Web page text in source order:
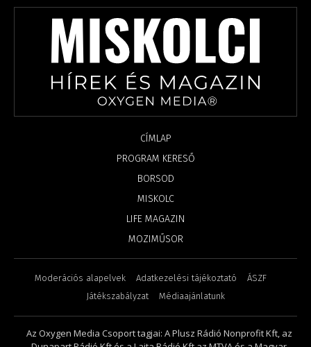
CÍMLAP
PROGRAM KERESŐ
BORSOD
MISKOLC
LIFE MAGAZIN
MOZIMŰSOR
Moderációs alapelvek Adatkezelési tájékoztató
ÁSZF
Játékszabályzat
Médiaajánlatunk
Az Oxygen Media Csoport tagjai: A Plusz Rádió Nonprofit Kft, az